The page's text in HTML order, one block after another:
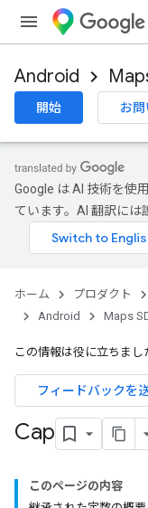
Android
開始 お
Google は AI 技術を使
ています。AI 翻訳には
ホーム プロダクト
Android
Maps
この情報は役に立ちまし
フィードバックを
Cap
このページの内容